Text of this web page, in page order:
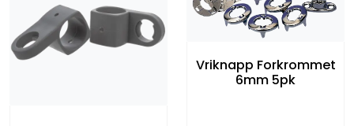
Vriknapp Forkrommet
6mm 5pk